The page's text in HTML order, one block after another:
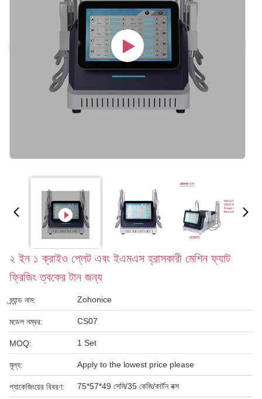
২ ইন ১ ক্রাইও প্লেট এবং ইএমএস হ্রাসকারী মেশিন ফ্যাট
ফ্রিজিং ত্বকের টান জন্য
ব্র্যান্ড নাম: Zohonice
মডেল নম্বর: CS07
MOQ: 1 Set
মূল্য: Apply to the lowest price please
প্যাকেজিংয়ের বিবরণ: 75*57*49 সেমি/35 কেজি/কার্টন বক্স